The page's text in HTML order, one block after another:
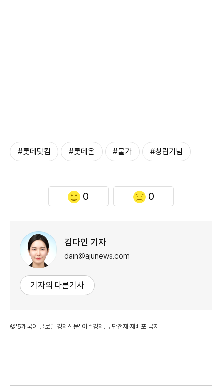
#롯데닷컴 #롯데온 #물가 #창립기념
0 0
김다인 기자
dain@ajunews.com
기자의 다른기사
©'5개국어 글로벌 경제신문' 아주경제. 무단전재·재배포 금지